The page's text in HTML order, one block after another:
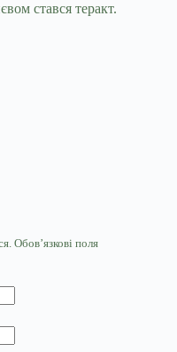
стався теракт.
Обов’язкові поля